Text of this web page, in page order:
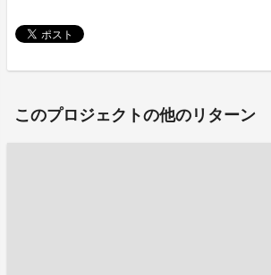
このプロジェクトの他のリターン